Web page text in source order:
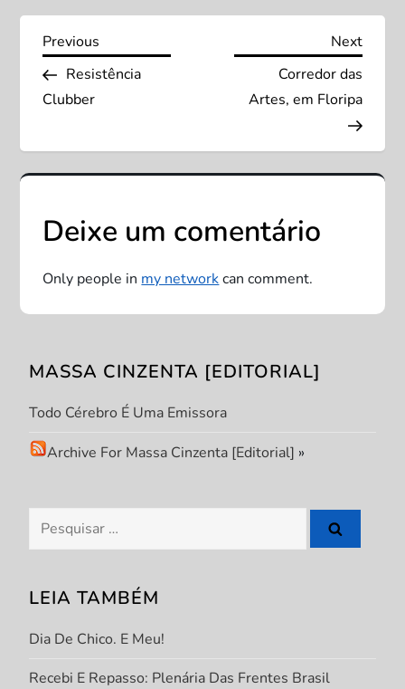
N
a
e
g
a
ç
o
d
P
o
s
t
Previous
Post
Previous
Resistência
Clubber
Next
Next
Corredor das
Artes, em Floripa
Deixe um comentário
Only people in my networkcan comment.
MASSA CINZENTA [EDITORIAL]
Todo Cérebro É Uma Emissora
Archive For Massa Cinzenta [Editorial] »
Pesquisar
por:
LEIA TAMBÉM
Dia De Chico. E Meu!
Recebi E Repasso: Plenária Das Frentes Brasil